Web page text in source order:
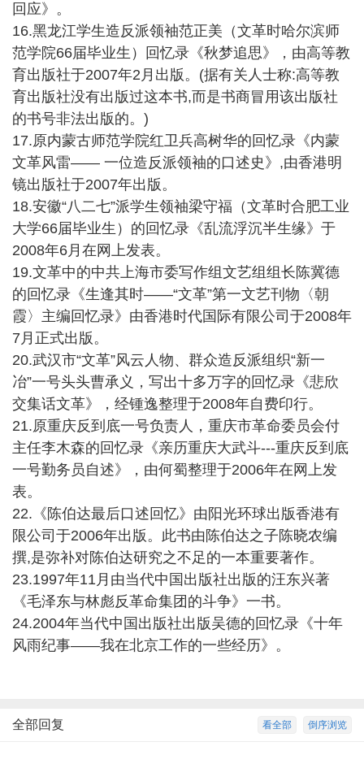
回应》。
16.黑龙江学生造反派领袖范正美（文革时哈尔滨师
范学院66届毕业生）回忆录《秋梦追思》，由高等教
育出版社于2007年2月出版。(据有关人士称:高等教
育出版社没有出版过这本书,而是书商冒用该出版社
的书号非法出版的。)
17.原内蒙古师范学院红卫兵高树华的回忆录《内蒙
文革风雷—— 一位造反派领袖的口述史》,由香港明
镜出版社于2007年出版。
18.安徽“八二七”派学生领袖梁守福（文革时合肥工业
大学66届毕业生）的回忆录《乱流浮沉半生缘》于
2008年6月在网上发表。
19.文革中的中共上海市委写作组文艺组组长陈冀德
的回忆录《生逢其时——“文革”第一文艺刊物〈朝
霞〉主编回忆录》由香港时代国际有限公司于2008年
7月正式出版。
20.武汉市“文革”风云人物、群众造反派组织“新一
冶”一号头头曹承义，写出十多万字的回忆录《悲欣
交集话文革》，经锺逸整理于2008年自费印行。
21.原重庆反到底一号负责人，重庆市革命委员会付
主任李木森的回忆录《亲历重庆大武斗---重庆反到底
一号勤务员自述》，由何蜀整理于2006年在网上发
表。
22.《陈伯达最后口述回忆》由阳光环球出版香港有
限公司于2006年出版。此书由陈伯达之子陈晓农编
撰,是弥补对陈伯达研究之不足的一本重要著作。
23.1997年11月由当代中国出版社出版的汪东兴著
《毛泽东与林彪反革命集团的斗争》一书。
24.2004年当代中国出版社出版吴德的回忆录《十年
风雨纪事——我在北京工作的一些经历》。
倒序浏览
看全部
全部回复